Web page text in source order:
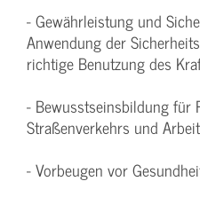
- Gewährleistung und
Anwendung der
richtige Benutzung des
- Bewusstseinsbildung für
Straßenverkehrs und
- Vorbeugen vor